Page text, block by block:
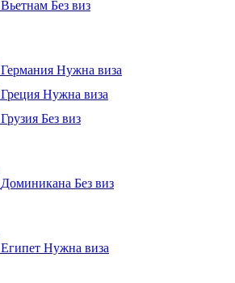
Вьетнам Без виз
Германия Нужна виза
Греция Нужна виза
Грузия Без виз
Доминикана Без виз
Египет Нужна виза